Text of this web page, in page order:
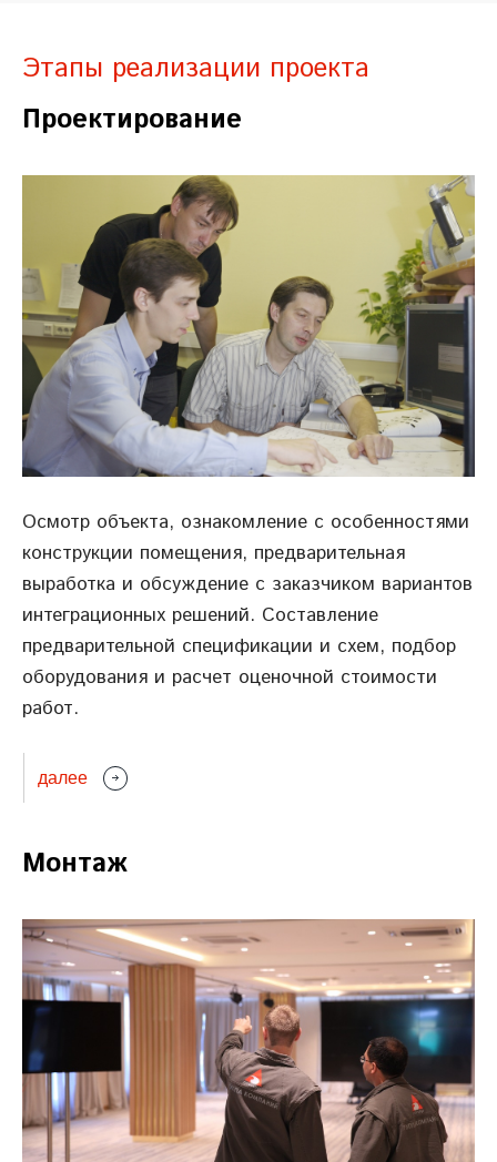
Этапы реализации проекта
Проектирование
Осмотр объекта, ознакомление с особенностями
конструкции помещения, предварительная
выработка и обсуждение с заказчиком вариантов
интеграционных решений. Cоставление
предварительной спецификации и схем, подбор
оборудования и расчет оценочной стоимости
работ.
далее
Монтаж